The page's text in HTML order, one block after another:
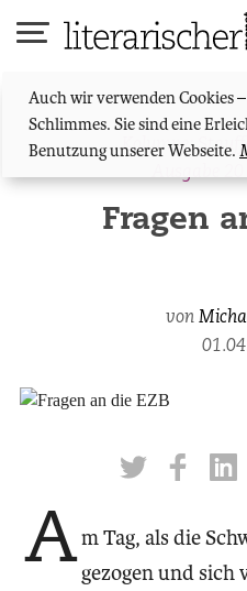
Auch wir verwenden Cookies
Schlimmes. Sie sind eine
Benutzung unserer Webseite.
Kolumne:
Fragen
von
twittern liken
Am Tag, als die
gezogen und sich